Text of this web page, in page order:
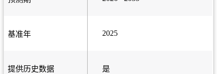
基准年 2025
提供历史数据 是